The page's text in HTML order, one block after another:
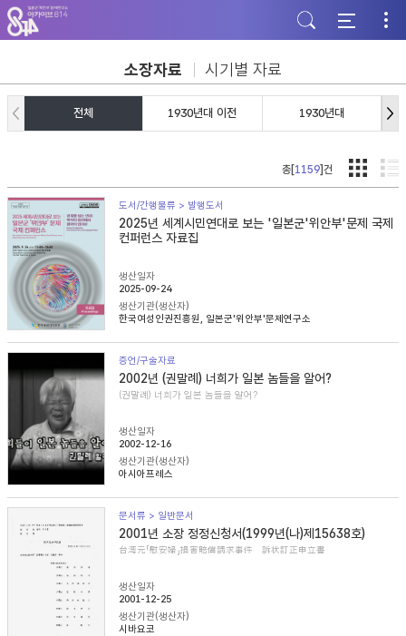
주
메
뉴
가
기
본
문
바
기
하
단
바
기
소장자료 시기별 자료
전체 1930년대 이전 1930년대
총[1159]건
도서/간행물류 > 발행도서
2025년 세계시민연대로 보는 '일본군'위안부'문제 국제
컨퍼런스 자료집
생산일자
2025-09-24
생산기관(생산자)
한국여성인권진흥원, 일본군'위안부'문제연구소
증언/구술자료
2002년 (권말례) 너희가 일본 놈들을 알어?
(권말례) 너희가 일본 놈들을 알어?
생산일자
2002-12-16
생산기관(생산자)
아시아프레스
문서류 > 일반문서
2001년 소장 정정신청서(1999년(나)제15638호)
台湾元「慰安婦」損害賠償請求事件 訴状訂正申立書
생산일자
2001-12-25
생산기관(생산자)
시바요코